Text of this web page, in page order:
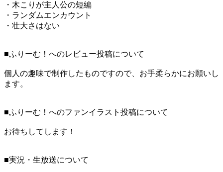
・木こりが主人公の短編
・ランダムエンカウント
・壮大さはない
■ふりーむ！へのレビュー投稿について
個人の趣味で制作したものですので、お手柔らかにお願いし
ます。
■ふりーむ！へのファンイラスト投稿について
お待ちしてします！
■実況・生放送について